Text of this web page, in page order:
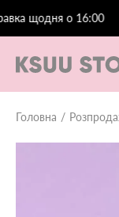
о 16:00
Головна